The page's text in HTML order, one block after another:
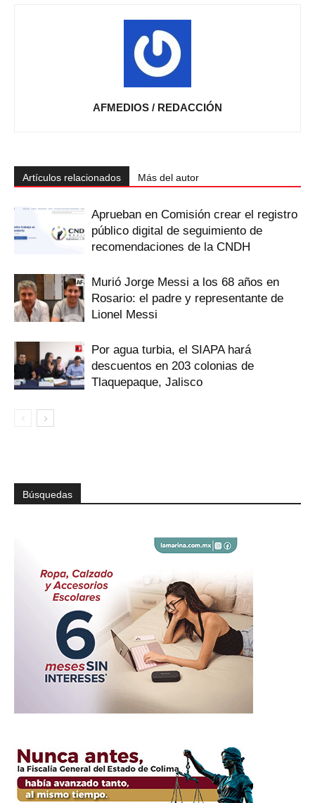
AFMEDIOS / REDACCIÓN
Artículos relacionados Más del autor
Aprueban en Comisión crear el registro
público digital de seguimiento de
recomendaciones de la CNDH
Murió Jorge Messi a los 68 años en
Rosario: el padre y representante de
Lionel Messi
Por agua turbia, el SIAPA hará
descuentos en 203 colonias de
Tlaquepaque, Jalisco
Búsquedas